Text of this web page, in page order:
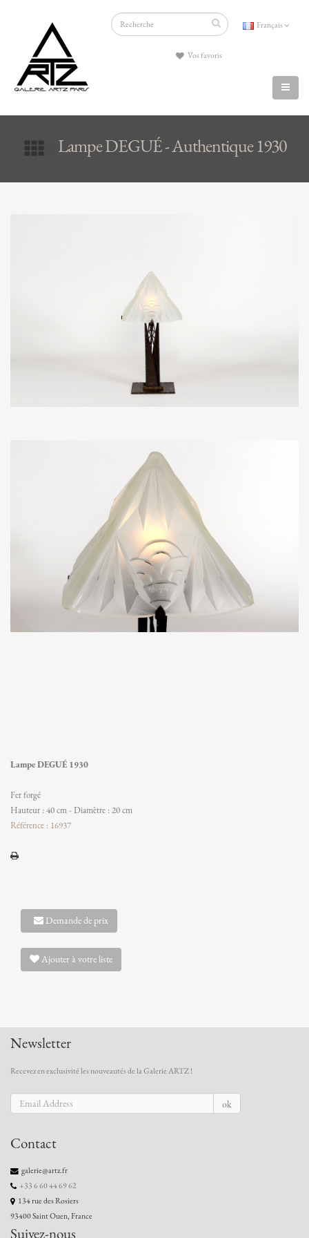
Français
Vos favoris
Lampe DEGUÉ - Authentique 1930
Lampe DEGUÉ 1930
Fer forgé
Hauteur : 40 cm - Diamètre : 20 cm
Référence : 16937
Demande de prix
Ajouter à votre liste
Newsletter
Recevez en exclusivité les nouveautés de la Galerie ARTZ !
ok
Contact
galerie@artz.fr
+33 6 60 44 69 62
134 rue des Rosiers
93400 Saint Ouen, France
Suivez-nous